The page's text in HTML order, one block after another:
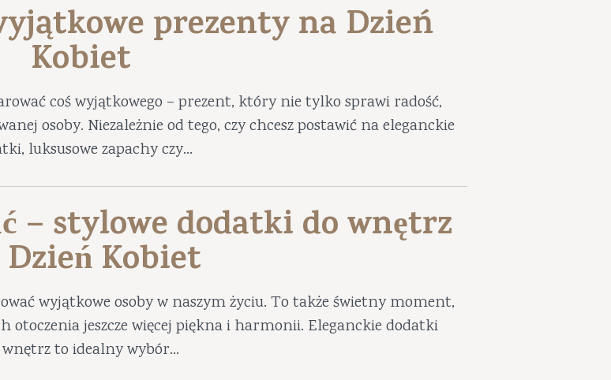
prezenty na Dzień
Kobiet
coś wyjątkowego – prezent, który nie tylko sprawi radość,
osoby. Niezależnie od tego, czy chcesz postawić na eleganckie
luksusowe zapachy czy...
– stylowe dodatki do wnętrz
Kobiet
wyjątkowe osoby w naszym życiu. To także świetny moment,
otoczenia jeszcze więcej piękna i harmonii. Eleganckie dodatki
to idealny wybór...